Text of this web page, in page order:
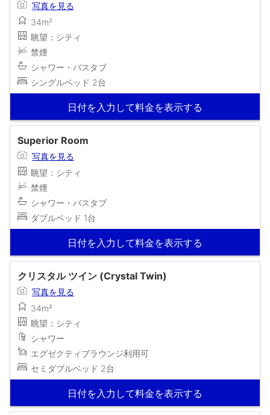
写真を見る
34m²
眺望：シティ
禁煙
シャワー・バスタブ
シングルベッド 2台
日付を入力して料金を表示する
Superior Room
写真を見る
眺望：シティ
禁煙
シャワー・バスタブ
ダブルベッド 1台
日付を入力して料金を表示する
クリスタル ツイン (Crystal Twin)
写真を見る
34m²
眺望：シティ
シャワー
エグゼクティブラウンジ利用可
セミダブルベッド 2台
日付を入力して料金を表示する